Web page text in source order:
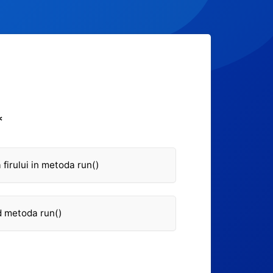
firului in metoda run()
metoda run()